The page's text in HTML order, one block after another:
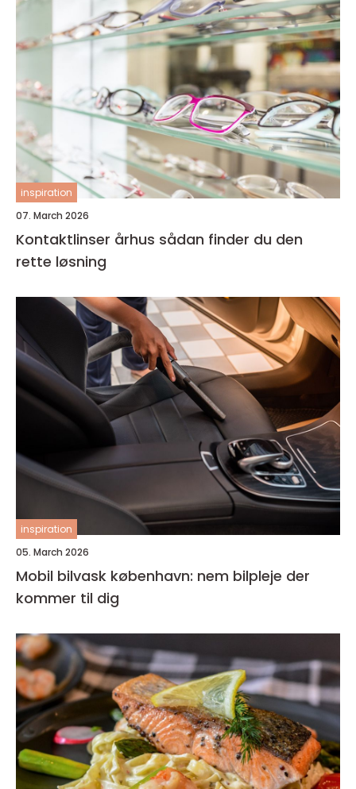
inspiration
07. March 2026
Kontaktlinser århus sådan finder du den
rette løsning
inspiration
05. March 2026
Mobil bilvask københavn: nem bilpleje der
kommer til dig